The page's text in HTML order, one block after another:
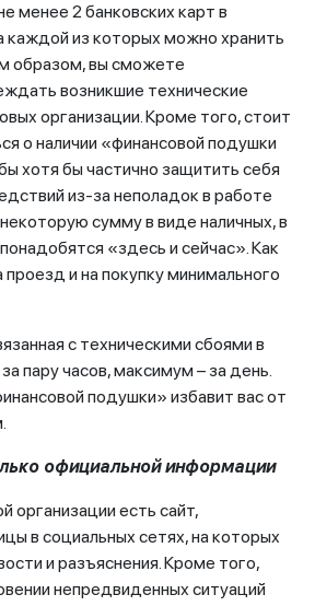
менее 2 банковских карт в
каждой из которых можно хранить
образом, вы сможете
возникшие технические
организации. Кроме того, стоит
о наличии «финансовой подушки
хотя бы частично защитить себя
из-за неполадок в работе
сумму в виде наличных, в
«здесь и сейчас». Как
и на покупку минимального
с техническими сбоями в
пару часов, максимум – за день.
подушки» избавит вас от
официальной информации
организации есть сайт,
в социальных сетях, на которых
и разъяснения. Кроме того,
непредвиденных ситуаций